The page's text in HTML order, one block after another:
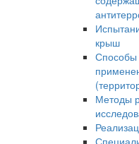
крыш
Способы
Методы